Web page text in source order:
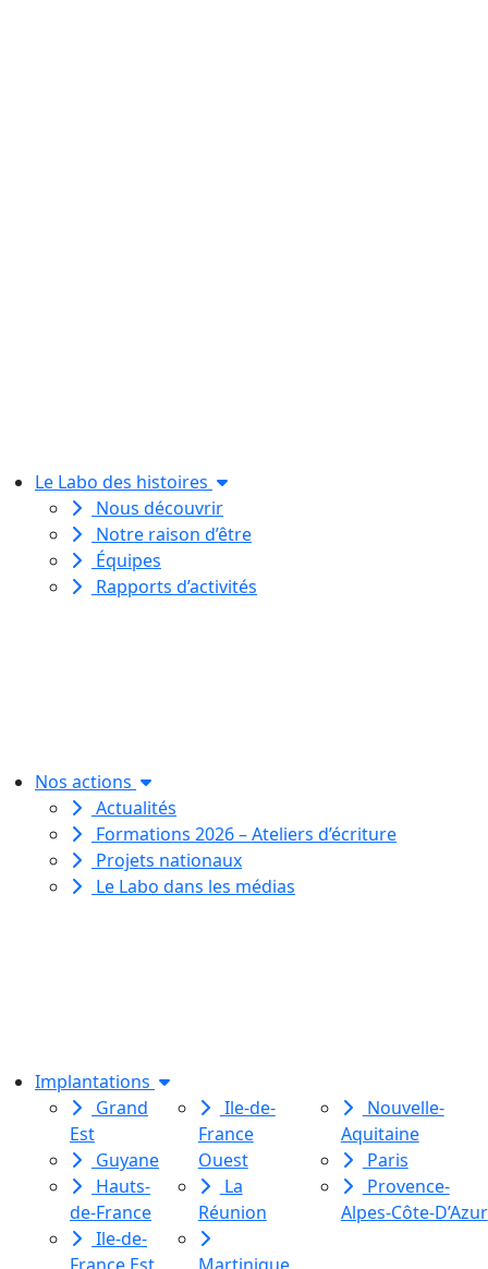
Le Labo des histoires
Nous découvrir
Notre raison d’être
Équipes
Rapports d’activités
Nos actions
Actualités
Formations 2026 – Ateliers d’écriture
Projets nationaux
Le Labo dans les médias
Implantations
Grand
Est
Guyane
Hauts-
de-France
Ile-de-
Ile-de-
France
Ouest
La
Réunion
Nouvelle-
Aquitaine
Paris
Provence-
Alpes-Côte-D’Azur